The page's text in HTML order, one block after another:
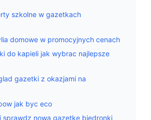
szkolne w gazetkach
domowe w promocyjnych cenach
do kapieli jak wybrac najlepsze
gazetki z okazjami na
jak byc eco
sprawdz nowa gazetke biedronki